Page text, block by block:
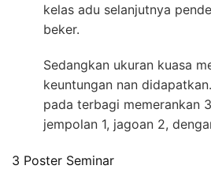
kelas adu selanjutnya
beker.
Sedangkan ukuran kuasa
keuntungan nan
pada terbagi memerankan
jempolan 1, jagoan 2,
3 Poster Seminar